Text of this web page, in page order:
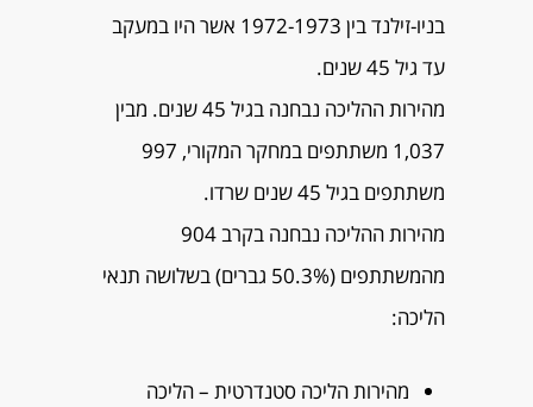
בניו-זילנד בין 1972-1973 אשר היו במעקב
עד גיל 45 שנים.
מהירות ההליכה נבחנה בגיל 45 שנים. מבין
1,037 משתתפים במחקר המקורי, 997
משתתפים בגיל 45 שנים שרדו.
מהירות ההליכה נבחנה בקרב 904
מהמשתתפים (50.3% גברים) בשלושה תנאי
הליכה:
מהירות הליכה סטנדרטית – הליכה